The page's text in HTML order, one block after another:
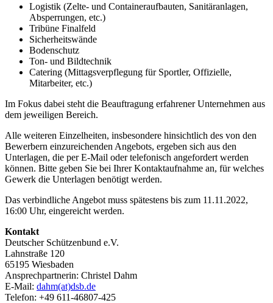
Logistik (Zelte- und Containeraufbauten, Sanitäranlagen,
Absperrungen, etc.)
Tribüne Finalfeld
Sicherheitswände
Bodenschutz
Ton- und Bildtechnik
Catering (Mittagsverpflegung für Sportler, Offizielle,
Mitarbeiter, etc.)
Im Fokus dabei steht die Beauftragung erfahrener Unternehmen aus
dem jeweiligen Bereich.
Alle weiteren Einzelheiten, insbesondere hinsichtlich des von den
Bewerbern einzureichenden Angebots, ergeben sich aus den
Unterlagen, die per E-Mail oder telefonisch angefordert werden
können. Bitte geben Sie bei Ihrer Kontaktaufnahme an, für welches
Gewerk die Unterlagen benötigt werden.
Das verbindliche Angebot muss spätestens bis zum 11.11.2022,
16:00 Uhr, eingereicht werden.
Kontakt
Deutscher Schützenbund e.V.
Lahnstraße 120
65195 Wiesbaden
Ansprechpartnerin: Christel Dahm
E-Mail: dahm(at)dsb.de
Telefon: +49 611-46807-425